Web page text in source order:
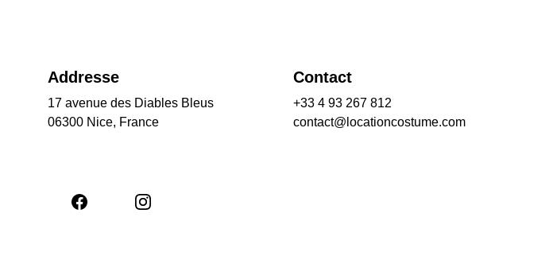
Addresse
17 avenue des Diables Bleus
06300 Nice, France
Contact
+33 4 93 267 812
contact@locationcostume.com